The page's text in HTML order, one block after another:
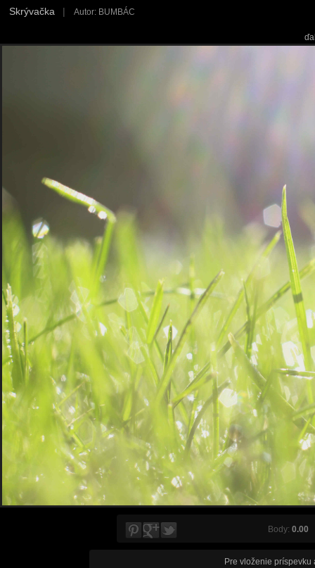
Skrývačka | Autor: BUMBÁC
Body: 0.00
Pre vloženie